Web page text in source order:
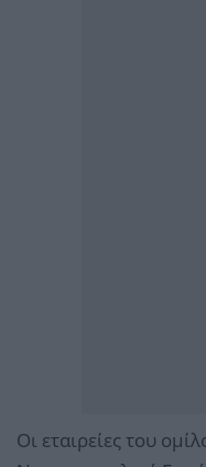
Οι εταιρείες του